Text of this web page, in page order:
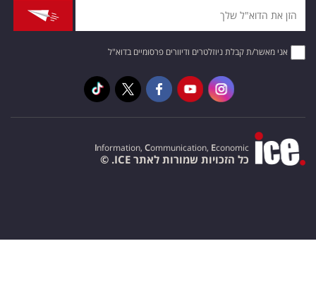
אני מאשר/ת קבלת ניוזלטרים ודיוורים פרסומיים בדוא"ל
Information, Communication, Economic
כל הזכויות שמורות לאתר ICE. ©